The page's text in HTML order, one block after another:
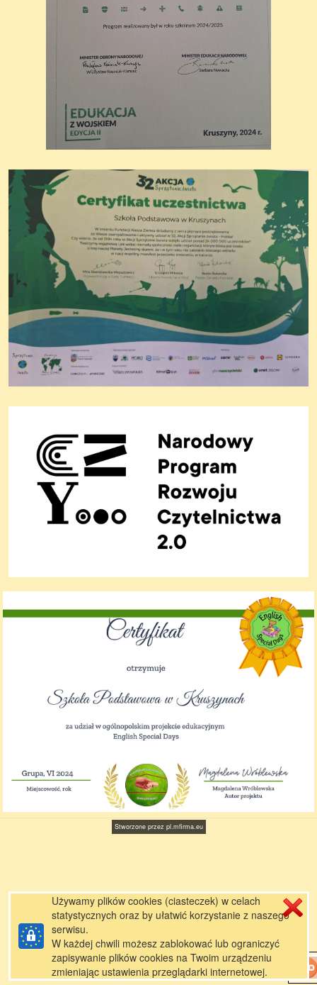
Stworzone przez pl.mfirma.eu
Używamy plików cookies (ciasteczek) w celach
statystycznych oraz by ułatwić korzystanie z naszego
serwisu.
W każdej chwili możesz zablokować lub ograniczyć
zapisywanie plików cookies na Twoim urządzeniu
zmieniając ustawienia przeglądarki internetowej.